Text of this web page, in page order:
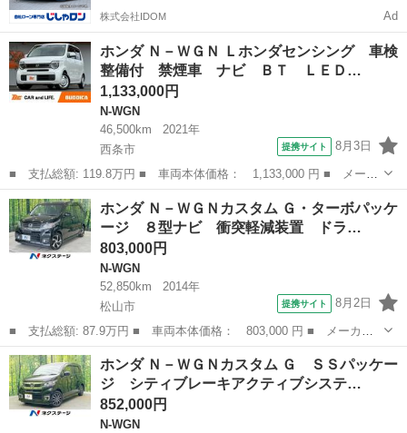
ライトレベライザ
ー ＡＢＳ （車検
整備付）
ン Ｂｌｕｅｔｏｏ
（検9.2）
（車検整備付）
株式会社IDOM Ad
ホンダ Ｎ－ＷＧＮ Ｌホンダセンシング 車検
整備付 禁煙車 ナビ ＢＴ ＬＥＤ…
1,133,000円
N-WGN
46,500km
2021年
西条市
提携サイト 8月3日
■ 支払総額: 119.8万円 ■ 車両本体価格： 1,133,000 円 ■ メーカ
ー名： ホンダ ■ 車種名： Ｎ－ＷＧＮ ■ グレード名： Ｌホン
ダセンシング 車検整備付 禁煙車 ナビ ＢＴ ＬＥＤ Ａライ
ト Ｂカメ...
愛媛 西条市 N-WGN
ホンダ Ｎ－ＷＧＮカスタム Ｇ・ターボパッケ
ージ ８型ナビ 衝突軽減装置 ドラ…
803,000円
N-WGN
52,850km
2014年
松山市
提携サイト 8月2日
■ 支払総額: 87.9万円 ■ 車両本体価格： 803,000 円 ■ メーカー
名： ホンダ ■ 車種名： Ｎ－ＷＧＮカスタム ■ グレード名：
Ｇ・ターボパッケージ ８型ナビ 衝突軽減装置 ドラレコ スマー
トキー ＨＩ...
愛媛 松山市 N-WGN
ホンダ Ｎ－ＷＧＮカスタム Ｇ ＳＳパッケー
ジ シティブレーキアクティブシステ…
852,000円
N-WGN